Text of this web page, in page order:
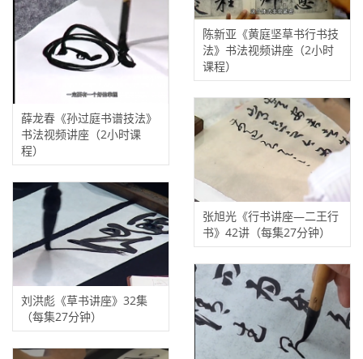
薛龙春《孙过庭书谱技法》
书法视频讲座（2小时课
程）
刘洪彪《草书讲座》32集
（每集27分钟）
陈新亚《黄庭坚草书行书技
法》书法视频讲座（2小时
课程）
张旭光《行书讲座—二王行
书》42讲（每集27分钟）